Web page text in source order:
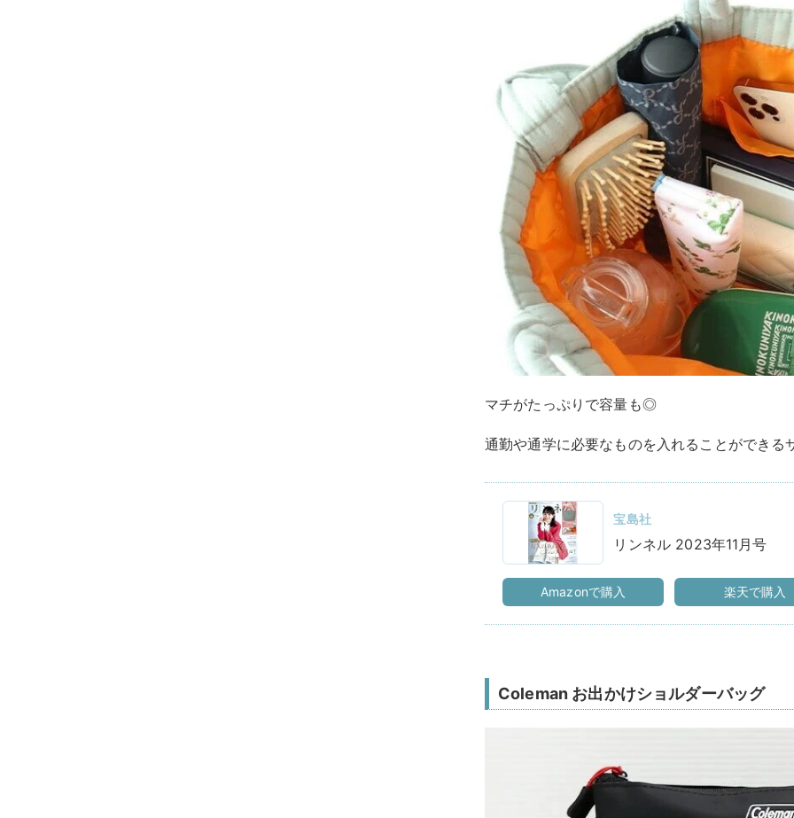
マチがたっぷりで容量も◎
通勤や通学に必要なものを入れることができる
宝島社
リンネル 2023年11月号
Amazonで購入 楽天で購入
Coleman お出かけショルダーバッグ